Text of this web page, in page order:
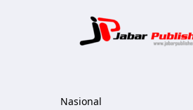
Nasional